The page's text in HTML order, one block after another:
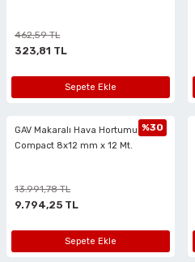
462,59 TL
323,81 TL
Sepete Ekle
GAV Makaralı Hava Hortumu -
Compact 8x12 mm x 12 Mt.
%30
13.991,78 TL
9.794,25 TL
Sepete Ekle